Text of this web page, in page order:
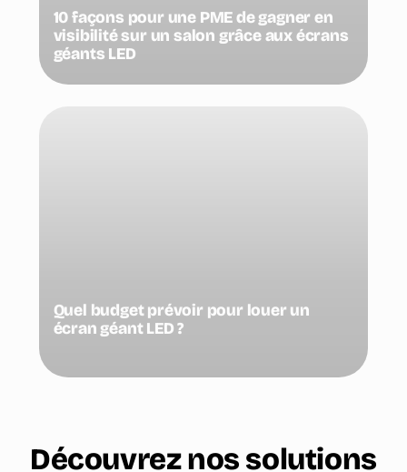
10 façons pour une PME de gagner en
visibilité sur un salon grâce aux écrans
géants LED
Quel budget prévoir pour louer un
écran géant LED ?
Découvrez nos solutions